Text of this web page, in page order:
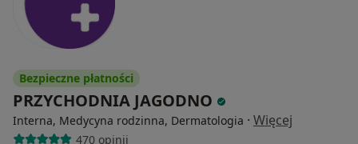
Bezpieczne płatności
PRZYCHODNIA JAGODNO
Interna, Medycyna rodzinna, Dermatologia · Więcej
470 opinii